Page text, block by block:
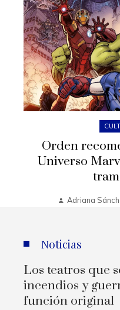
Orden
Universo
Adriana
Noticias
Los teatros que
incendios y
función original